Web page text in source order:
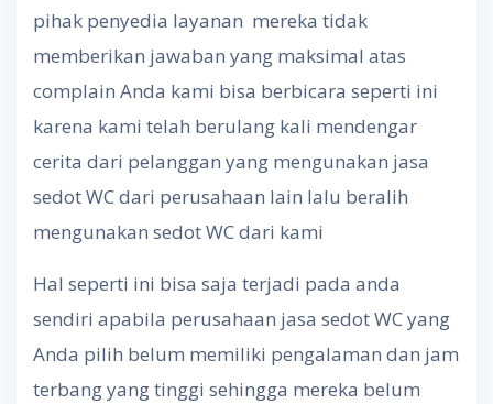
pihak penyedia layanan mereka tidak
memberikan jawaban yang maksimal atas
complain Anda kami bisa berbicara seperti ini
karena kami telah berulang kali mendengar
cerita dari pelanggan yang mengunakan jasa
sedot WC dari perusahaan lain lalu beralih
mengunakan sedot WC dari kami
Hal seperti ini bisa saja terjadi pada anda
sendiri apabila perusahaan jasa sedot WC yang
Anda pilih belum memiliki pengalaman dan jam
terbang yang tinggi sehingga mereka belum